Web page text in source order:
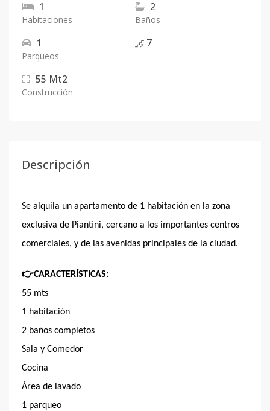
1
Habitaciones
2
Baños
1
Parqueos
7
55 Mt2
Construcción
Descripción
Se alquila un apartamento de 1 habitación en la zona
exclusiva de Piantini, cercano a los importantes centros
comerciales, y de las avenidas principales de la ciudad.
👉CARACTERÍSTICAS:
55 mts
1 habitación
2 baños completos
Sala y Comedor
Cocina
Área de lavado
1 parqueo